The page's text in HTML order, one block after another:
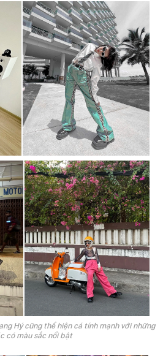
Hý cũng thể hiện cá tính mạnh với những
có màu sắc nổi bật